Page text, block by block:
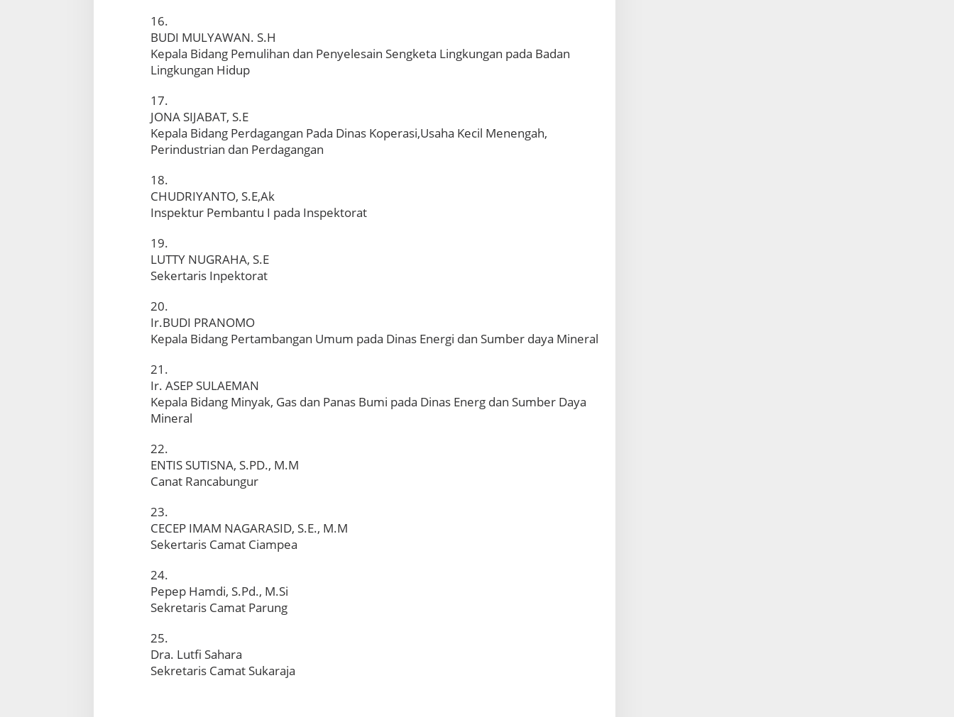
16.
BUDI MULYAWAN. S.H
Kepala Bidang Pemulihan dan Penyelesain Sengketa Lingkungan pada Badan
Lingkungan Hidup
17.
JONA SIJABAT, S.E
Kepala Bidang Perdagangan Pada Dinas Koperasi,Usaha Kecil Menengah,
Perindustrian dan Perdagangan
18.
CHUDRIYANTO, S.E,Ak
Inspektur Pembantu I pada Inspektorat
19.
LUTTY NUGRAHA, S.E
Sekertaris Inpektorat
20.
Ir.BUDI PRANOMO
Kepala Bidang Pertambangan Umum pada Dinas Energi dan Sumber daya Mineral
21.
Ir. ASEP SULAEMAN
Kepala Bidang Minyak, Gas dan Panas Bumi pada Dinas Energ dan Sumber Daya
Mineral
22.
ENTIS SUTISNA, S.PD., M.M
Canat Rancabungur
23.
CECEP IMAM NAGARASID, S.E., M.M
Sekertaris Camat Ciampea
24.
Pepep Hamdi, S.Pd., M.Si
Sekretaris Camat Parung
25.
Dra. Lutfi Sahara
Sekretaris Camat Sukaraja